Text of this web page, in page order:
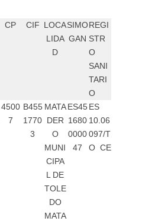
CP CIF LOCA
LIDA
D
SIMO
GAN
REGI
STR
O
SANI
TARI
O
4500
7
B455
1770
3
MATA
DER
O
MUNI
CIPA
L DE
TOLE
DO
MATA
ES45
1680
0000
47
ES
10.06
097/T
O CE